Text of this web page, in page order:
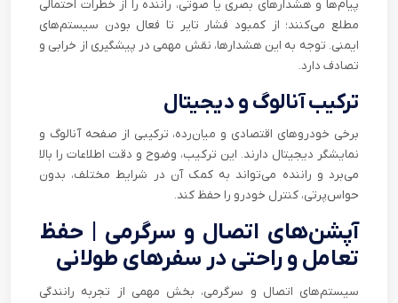
پیام‌ها و هشدارهای بصری یا صوتی، راننده را از خطرات احتمالی
مطلع می‌کنند؛ از کمبود فشار تایر تا فعال بودن سیستم‌های
ایمنی. توجه به این هشدارها، نقش مهمی در پیشگیری از خرابی و
تصادف دارد.
ترکیب آنالوگ و دیجیتال
برخی خودروهای اقتصادی و میان‌رده، ترکیبی از صفحه آنالوگ و
نمایشگر دیجیتال دارند. این ترکیب، وضوح و دقت اطلاعات را بالا
می‌برد و راننده می‌تواند به کمک آن در شرایط مختلف، بدون
حواس‌پرتی، کنترل خودرو را حفظ کند.
آپشن‌های اتصال و سرگرمی | حفظ
تعامل و راحتی در سفرهای طولانی
سیستم‌های اتصال و سرگرمی، بخش مهمی از تجربه رانندگی